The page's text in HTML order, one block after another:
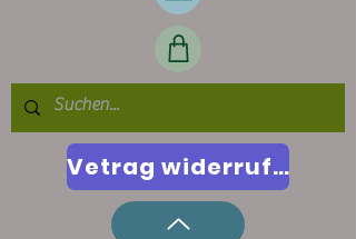
Vetrag widerrufen